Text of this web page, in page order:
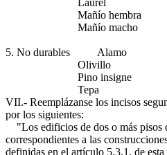
Laurel
Mañío hembra
Mañío macho
5. No durables Alamo
Olivillo
Pino insigne
Tepa
VII.- Reemplázanse los incisos
por los siguientes:
"Los edificios de dos o más pisos
correspondientes a las
definidas en el artículo 5.3.1. de